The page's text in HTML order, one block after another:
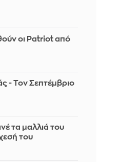
οι Patriot από
- Τον Σεπτέμβριο
τα μαλλιά του
του